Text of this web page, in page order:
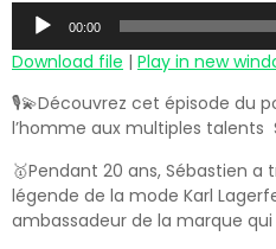
Audio
Player
00:00
Download file | Play in new
🎙💫Découvrez cet épisode du
l’homme aux multiples talents
🥇Pendant 20 ans, Sébastien a
légende de la mode Karl
ambassadeur de la marque